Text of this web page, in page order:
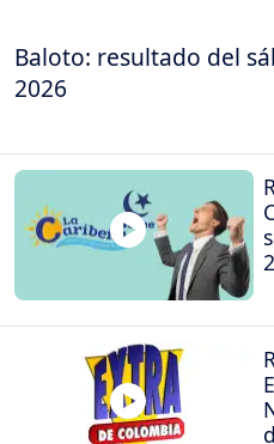
Baloto: resultado del
2026